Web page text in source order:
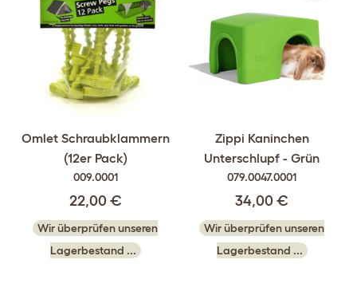
Omlet Schraubklammern
(12er Pack)
009.0001
22,00 €
Wir überprüfen unseren
Lagerbestand ...
Zippi Kaninchen
Unterschlupf - Grün
079.0047.0001
34,00 €
Wir überprüfen unseren
Lagerbestand ...